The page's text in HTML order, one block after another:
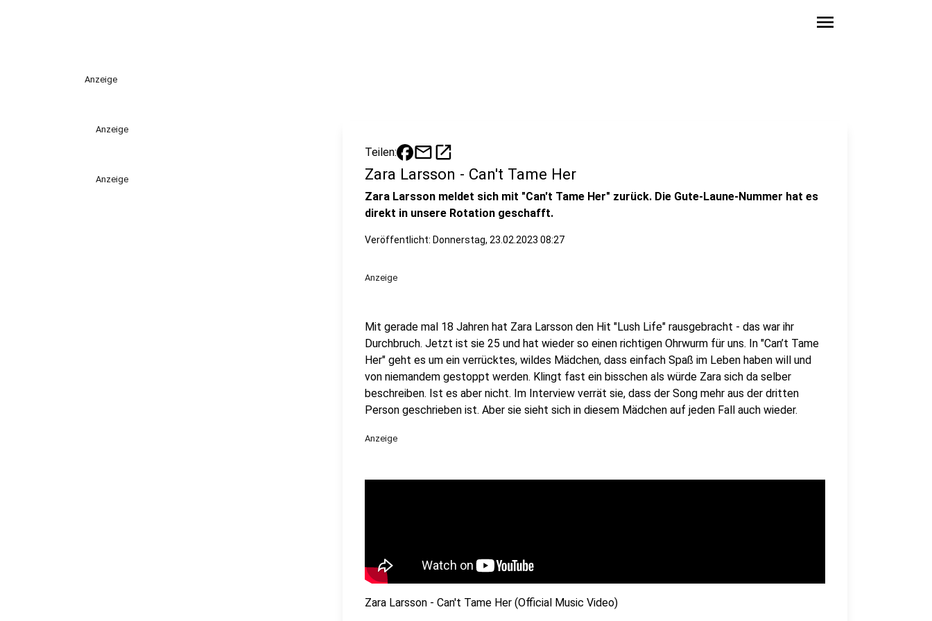
menu
Anzeige
Anzeige
Anzeige
Teilen: mailopen_in_new
Zara Larsson - Can't Tame Her
Zara Larsson meldet sich mit "Can't Tame Her" zurück. Die Gute-Laune-Nummer hat es
direkt in unsere Rotation geschafft.
Veröffentlicht: Donnerstag, 23.02.2023 08:27
Anzeige
Mit gerade mal 18 Jahren hat Zara Larsson den Hit "Lush Life" rausgebracht - das war ihr
Durchbruch. Jetzt ist sie 25 und hat wieder so einen richtigen Ohrwurm für uns. In "Can’t Tame
Her" geht es um ein verrücktes, wildes Mädchen, dass einfach Spaß im Leben haben will und
von niemandem gestoppt werden. Klingt fast ein bisschen als würde Zara sich da selber
beschreiben. Ist es aber nicht. Im Interview verrät sie, dass der Song mehr aus der dritten
Person geschrieben ist. Aber sie sieht sich in diesem Mädchen auf jeden Fall auch wieder.
Anzeige
Zara Larsson - Can't Tame Her (Official Music Video)